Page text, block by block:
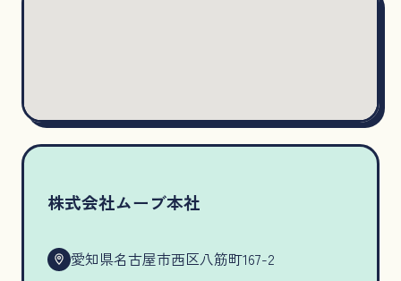
株式会社ムーブ本社
愛知県名古屋市西区八筋町167-2